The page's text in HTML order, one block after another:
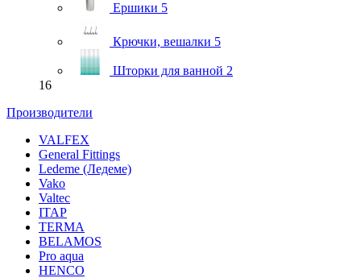
Ершики 5
Крючки, вешалки 5
Шторки для ванной 2
16
Производители
VALFEX
General Fittings
Ledeme (Ледеме)
Vako
Valtec
ITAP
TERMA
BELAMOS
Pro aqua
HENCO